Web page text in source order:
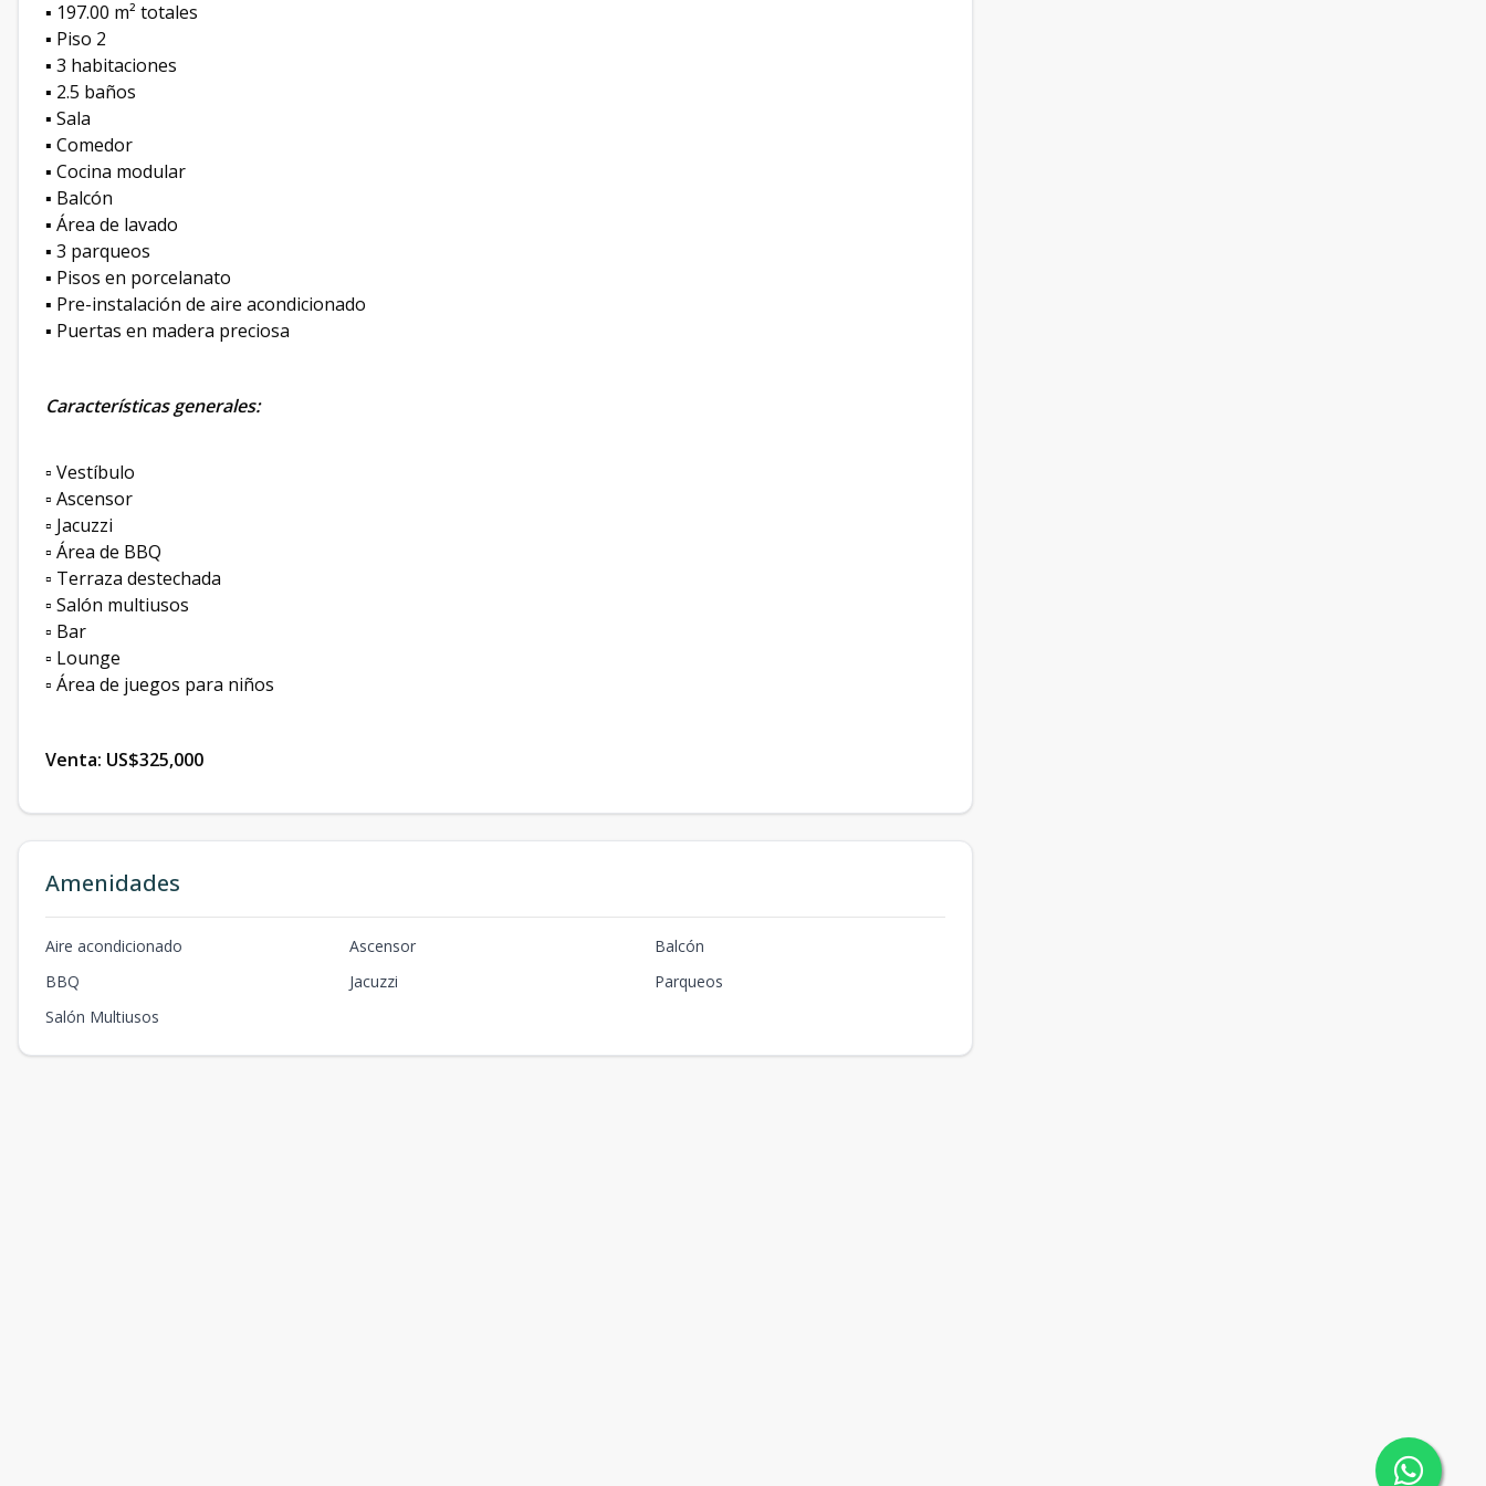
▪️ 197.00 m² totales
▪️ Piso 2
▪️ 3 habitaciones
▪️ 2.5 baños
▪️ Sala
▪️ Comedor
▪️ Cocina modular
▪️ Balcón
▪️ Área de lavado
▪️ 3 parqueos
▪️ Pisos en porcelanato
▪️ Pre-instalación de aire acondicionado
▪️ Puertas en madera preciosa
Características generales:
▫️ Vestíbulo
▫️ Ascensor
▫️ Jacuzzi
▫️ Área de BBQ
▫️ Terraza destechada
▫️ Salón multiusos
▫️ Bar
▫️ Lounge
▫️ Área de juegos para niños
Venta: US$325,000
Amenidades
Aire acondicionado Ascensor
Balcón
BBQ
Jacuzzi
Parqueos
Salón Multiusos